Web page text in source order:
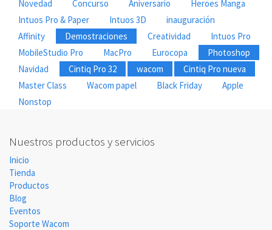
Novedad
Concurso Aniversario
Heroes Manga
Intuos Pro & Paper
Intuos 3D
inauguración
Affinity
Demostraciones Creatividad
Intuos Pro
MobileStudio Pro
MacPro Eurocopa
Photoshop
Navidad
Cintiq Pro 32 wacom
Cintiq Pro nueva
Master Class
Wacom papel Black Friday
Apple
Nonstop
Nuestros productos y servicios
Inicio
Tienda
Productos
Blog
Eventos
Soporte Wacom